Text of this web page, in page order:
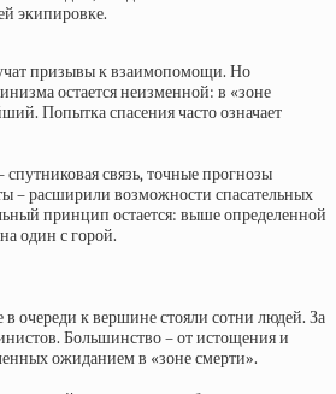
экипировке.
призывы к взаимопомощи. Но
остается неизменной: в «зоне
Попытка спасения часто означает
связь, точные прогнозы
– расширили возможности спасательных
принцип остается: выше определенной
один с горой.
в очереди к вершине стояли сотни людей. За
Большинство – от истощения и
ожиданием в «зоне смерти».